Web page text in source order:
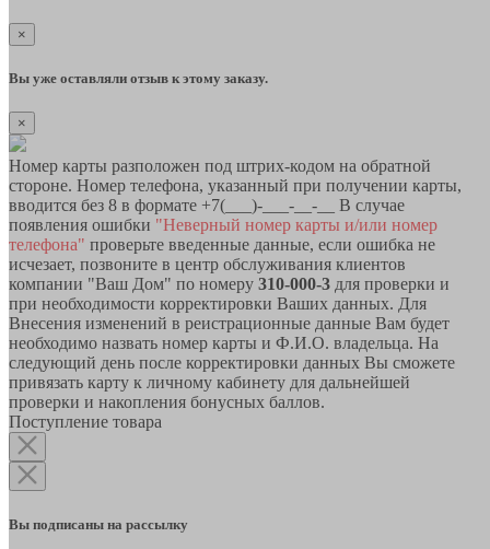
×
Вы уже оставляли отзыв к этому заказу.
×
Номер карты разположен под штрих-кодом на обратной
стороне. Номер телефона, указанный при получении карты,
вводится без 8 в формате +7(___)-___-__-__ В случае
появления ошибки "Неверный номер карты и/или номер
телефона" проверьте введенные данные, если ошибка не
исчезает, позвоните в центр обслуживания клиентов
компании "Ваш Дом" по номеру 310-000-3 для проверки и
при необходимости корректировки Ваших данных. Для
Внесения изменений в реистрационные данные Вам будет
необходимо назвать номер карты и Ф.И.О. владельца. На
следующий день после корректировки данных Вы сможете
привязать карту к личному кабинету для дальнейшей
проверки и накопления бонусных баллов.
Поступление товара
Вы подписаны на рассылку